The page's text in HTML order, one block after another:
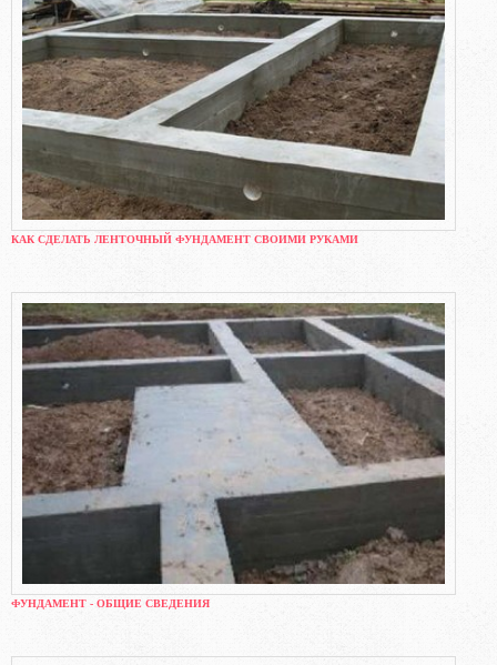
КАК СДЕЛАТЬ ЛЕНТОЧНЫЙ ФУНДАМЕНТ СВОИМИ РУКАМИ
ФУНДАМЕНТ - ОБЩИЕ СВЕДЕНИЯ